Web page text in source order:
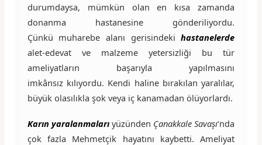
durumdaysa, mümkün olan en kısa zamanda
donanma hastanesine gönderiliyordu.
Çünkü muharebe alanı gerisindekihastanelerde
alet-edevat ve malzeme yetersizliği bu tür
ameliyatların başarıyla yapılmasını
imkânsız kılıyordu. Kendi haline bırakılan yaralılar,
büyük olasılıkla şok veya iç kanamadan ölüyorlardı.
Karın yaralanmalarıyüzünden Çanakkale Savaşı‘nda
çok fazla Mehmetçik hayatını kaybetti. Ameliyat